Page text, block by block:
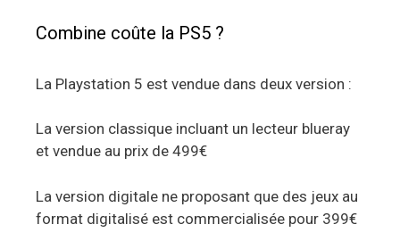
Combine coûte la PS5 ?
La Playstation 5 est vendue dans deux version :
La version classique incluant un lecteur blueray
et vendue au prix de 499€
La version digitale ne proposant que des jeux au
format digitalisé est commercialisée pour 399€